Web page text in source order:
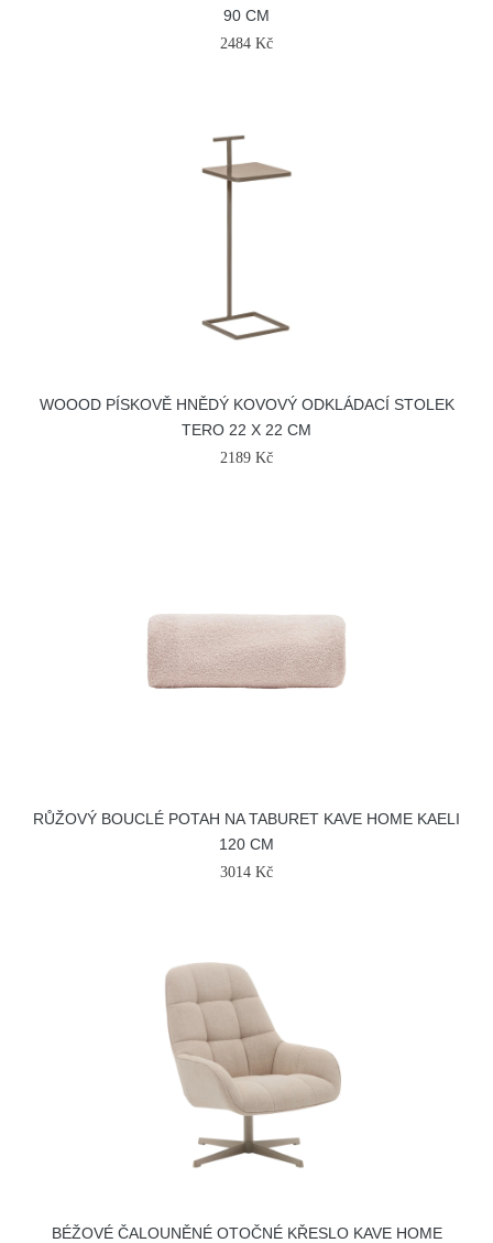
90 CM
2484 Kč
WOOOD PÍSKOVĚ HNĚDÝ KOVOVÝ ODKLÁDACÍ STOLEK
TERO 22 X 22 CM
2189 Kč
RŮŽOVÝ BOUCLÉ POTAH NA TABURET KAVE HOME KAELI
120 CM
3014 Kč
BÉŽOVÉ ČALOUNĚNÉ OTOČNÉ KŘESLO KAVE HOME